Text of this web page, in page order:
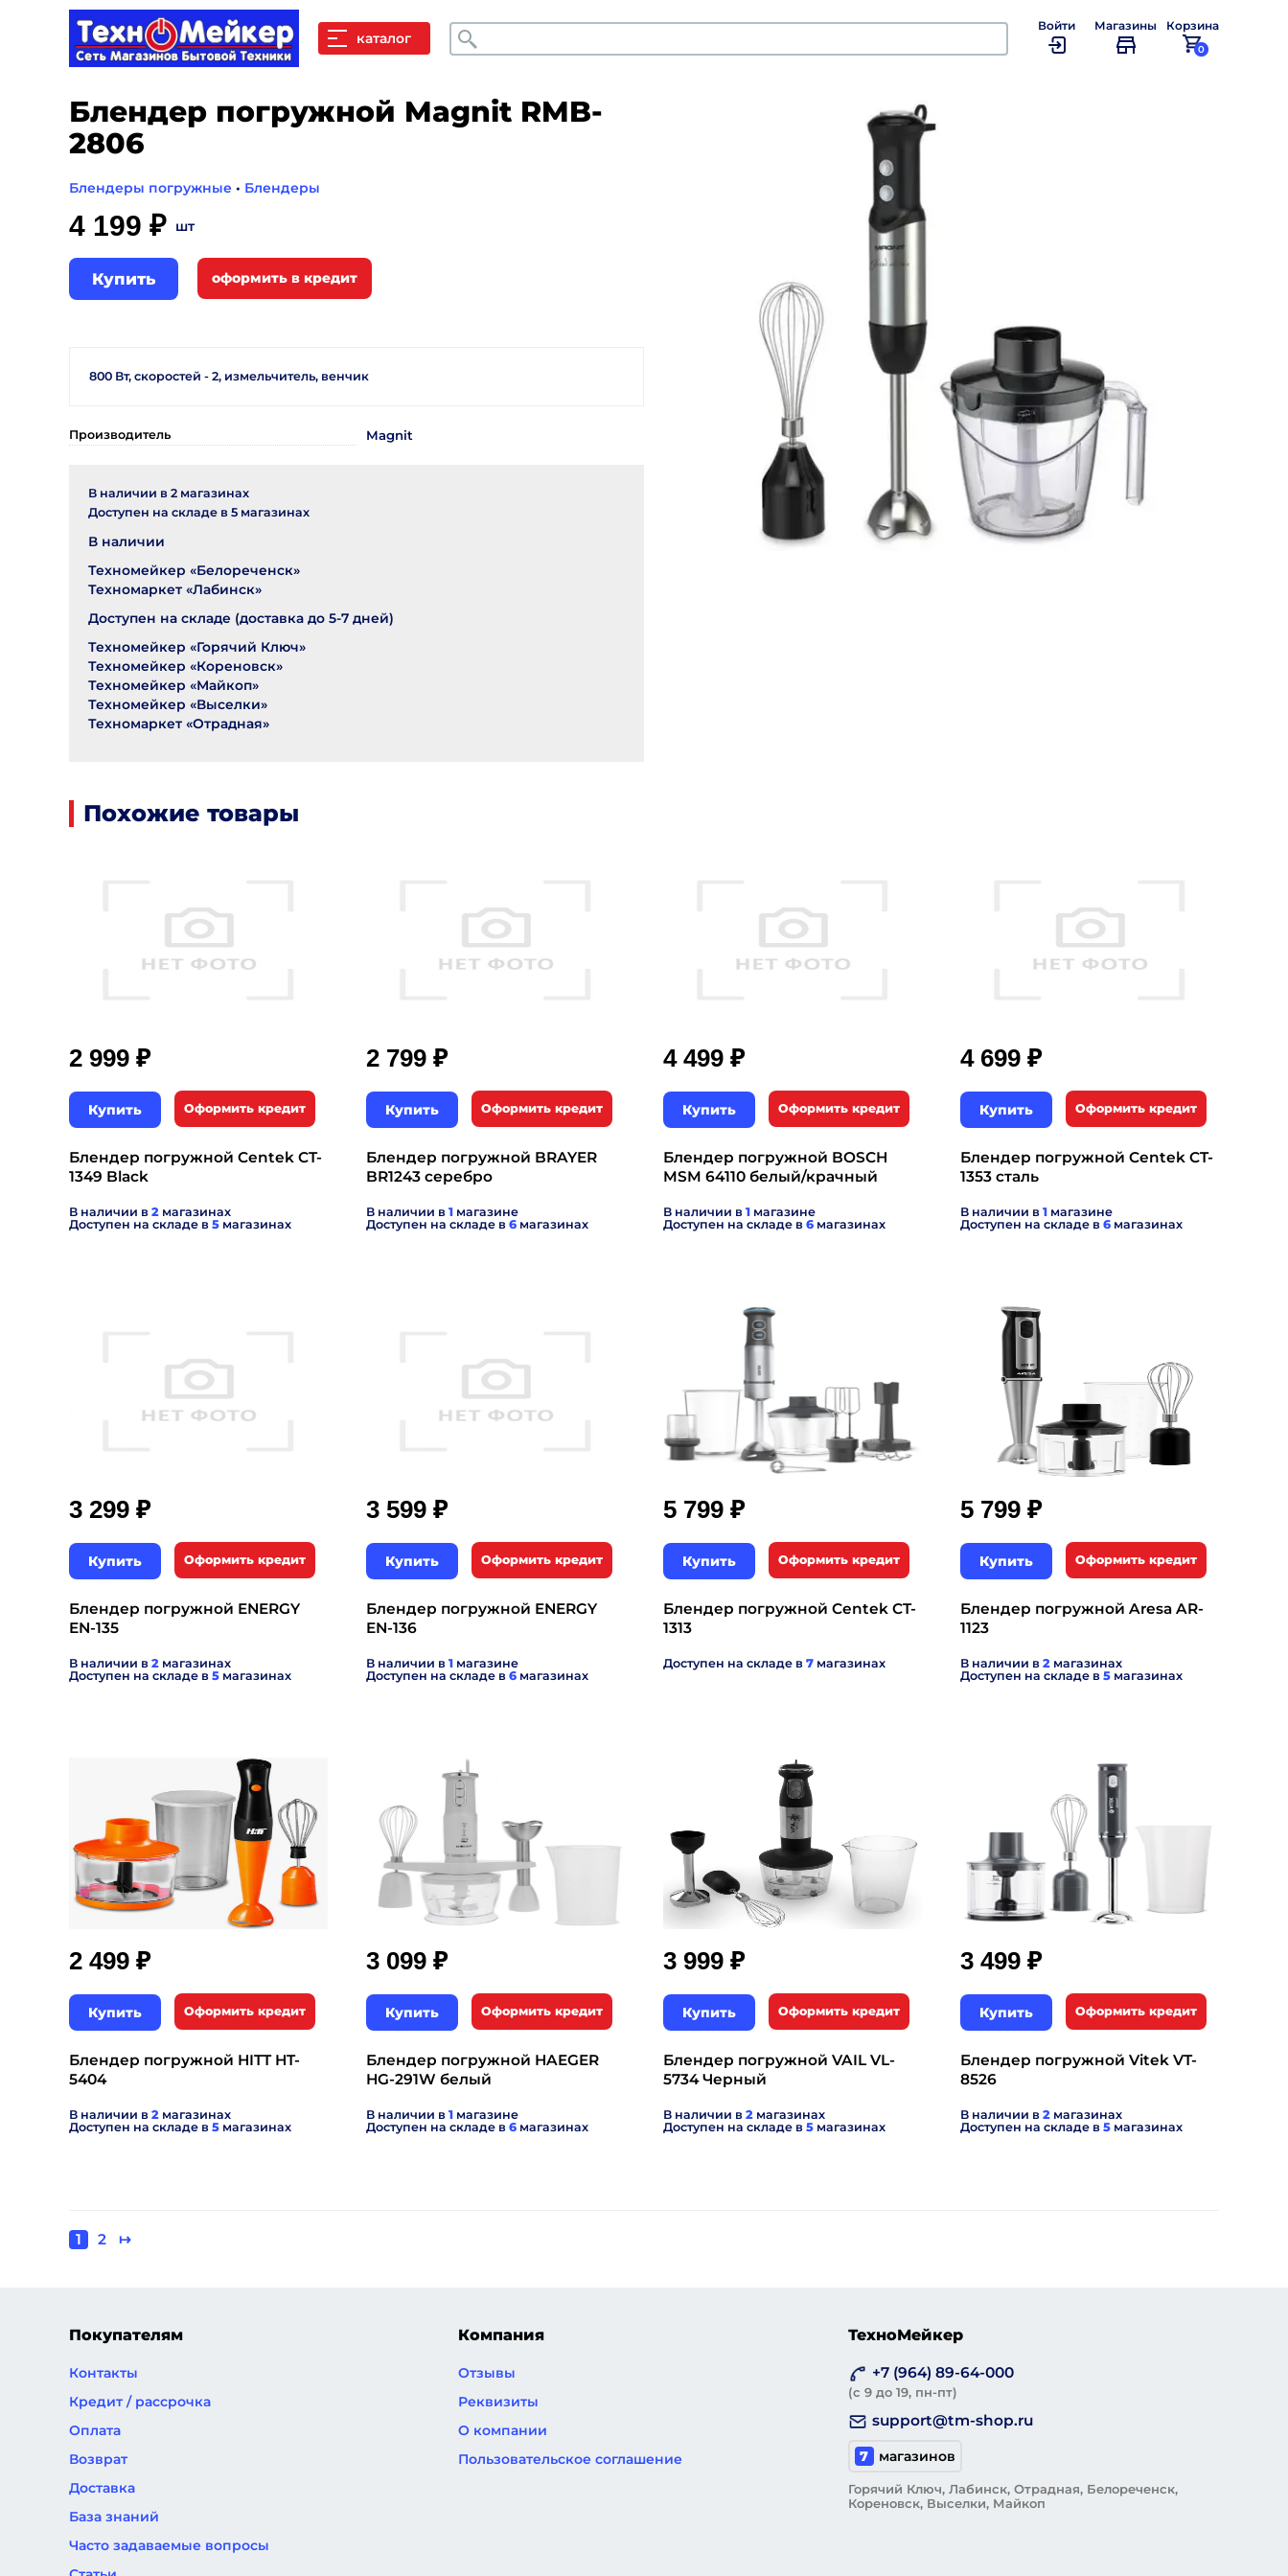
каталог Поиск Войти Магазины Корзина
0
Блендер погружной Magnit RMB-
2806
Блендеры погружные • Блендеры
4 199 ₽ шт
Купить
800 Вт, скоростей - 2, измельчитель, венчик
Производитель Magnit
В наличии в 2 магазинах
Доступен на складе в 5 магазинах
В наличии
Техномейкер «Белореченск»
Техномаркет «Лабинск»
Доступен на складе (доставка до 5-7 дней)
Техномейкер «Горячий Ключ»
Техномейкер «Кореновск»
Техномейкер «Майкоп»
Техномейкер «Выселки»
Техномаркет «Отрадная»
Похожие товары
2 999 ₽
Купить Оформить кредит
Блендер погружной Centek CT-
1349 Black
В наличии в 2 магазинах
Доступен на складе в 5 магазинах
2 799 ₽
Купить Оформить кредит
Блендер погружной BRAYER
BR1243 серебро
В наличии в 1 магазине
Доступен на складе в 6 магазинах
4 499 ₽
Купить Оформить кредит
Блендер погружной BOSCH
MSM 64110 белый/крачный
В наличии в 1 магазине
Доступен на складе в 6 магазинах
4 699 ₽
Купить Оформить кредит
Блендер погружной Centek CT-
1353 сталь
В наличии в 1 магазине
Доступен на складе в 6 магазинах
3 299 ₽
Купить Оформить кредит
Блендер погружной ENERGY
EN-135
В наличии в 2 магазинах
Доступен на складе в 5 магазинах
3 599 ₽
Купить Оформить кредит
Блендер погружной ENERGY
EN-136
В наличии в 1 магазине
Доступен на складе в 6 магазинах
5 799 ₽
Купить Оформить кредит
Блендер погружной Centek CT-
1313
Доступен на складе в 7 магазинах
5 799 ₽
Купить Оформить кредит
Блендер погружной Aresa AR-
1123
В наличии в 2 магазинах
Доступен на складе в 5 магазинах
2 499 ₽
Купить Оформить кредит
Блендер погружной HITT HT-
5404
В наличии в 2 магазинах
Доступен на складе в 5 магазинах
3 099 ₽
Купить Оформить кредит
Блендер погружной HAEGER
HG-291W белый
В наличии в 1 магазине
Доступен на складе в 6 магазинах
3 999 ₽
Купить Оформить кредит
Блендер погружной VAIL VL-
5734 Черный
В наличии в 2 магазинах
Доступен на складе в 5 магазинах
3 499 ₽
Купить Оформить кредит
Блендер погружной Vitek VT-
8526
В наличии в 2 магазинах
Доступен на складе в 5 магазинах
Нумерация
Текущая
1 Page
2
Следующая
↦
Покупателям
Контакты
Кредит / рассрочка
Оплата
Возврат
Доставка
База знаний
Часто задаваемые вопросы
Компания
Отзывы
Реквизиты
О компании
Пользовательское соглашение
ТехноМейкер
+7 (964) 89-64-000
(с 9 до 19, пн-пт)
support@tm-shop.ru
7 магазинов
Горячий Ключ, Лабинск, Отрадная, Белореченск,
Кореновск, Выселки, Майкоп